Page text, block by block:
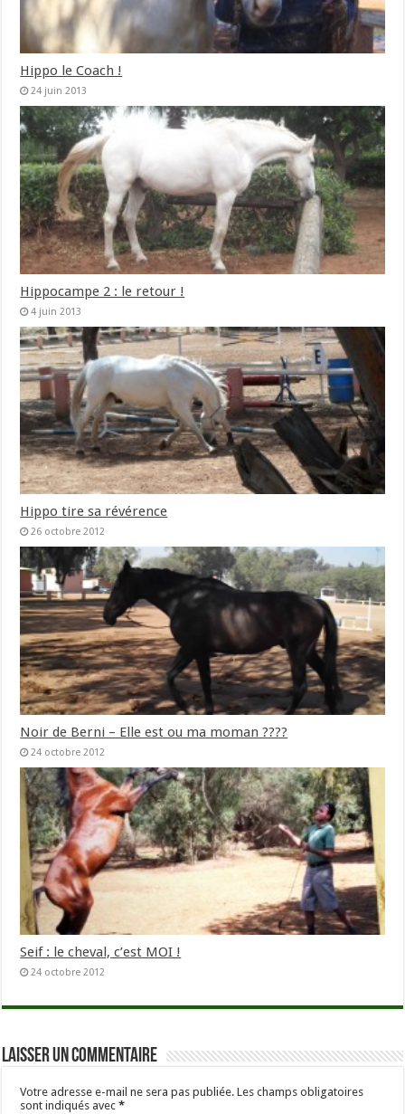
Hippo le Coach !
24 juin 2013
Hippocampe 2 : le retour !
4 juin 2013
Hippo tire sa révérence
26 octobre 2012
Noir de Berni – Elle est ou ma moman ????
24 octobre 2012
Seif : le cheval, c’est MOI !
24 octobre 2012
Laisser un commentaire
Votre adresse e-mail ne sera pas publiée. Les champs obligatoires
sont indiqués avec*